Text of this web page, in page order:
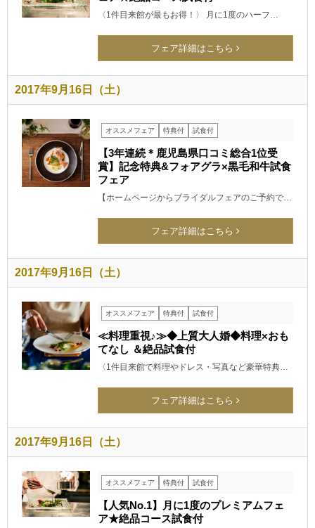
〈1件目来館が最もお得！〉 月に1度のハーフ…
フェア詳細はこちら
2017年9月16日（土）
オススメフェア 特典付 試食付
【3年連続＊鹿児島県口コミ総合1位受
賞】記念特典&フォアグラ×黒毛和牛試食
フェア
【ホームページからブライダルフェアのご予約で…
フェア詳細はこちら
2017年9月16日（土）
オススメフェア 特典付 試食付
≪料理重視♪≫◆上質大人婚◆料理×おも
てなし ＆絶品試食付
〈1件目来館で料理やドレス・写真など豪華特典…
フェア詳細はこちら
2017年9月16日（土）
オススメフェア 特典付 試食付
【人気No.1】月に1度のプレミアムフェ
ア★絶品コース試食付